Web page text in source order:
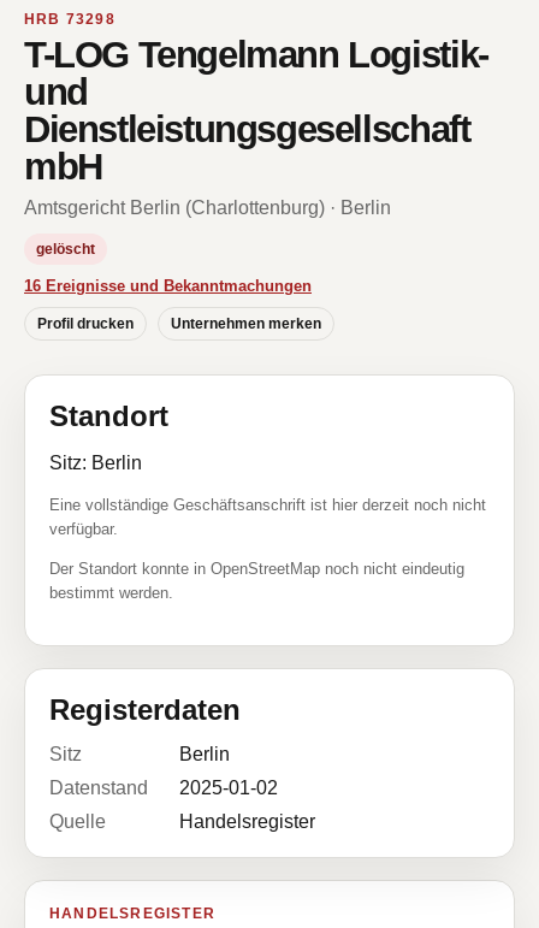
HRB 73298
T-LOG Tengelmann Logistik-
und
Dienstleistungsgesellschaft
mbH
Amtsgericht Berlin (Charlottenburg) · Berlin
gelöscht
16 Ereignisse und Bekanntmachungen
Profil drucken Unternehmen merken
Standort
Sitz: Berlin
Eine vollständige Geschäftsanschrift ist hier derzeit noch nicht
verfügbar.
Der Standort konnte in OpenStreetMap noch nicht eindeutig
bestimmt werden.
Registerdaten
Sitz
Berlin
Datenstand
2025-01-02
Quelle
Handelsregister
HANDELSREGISTER